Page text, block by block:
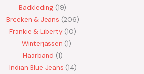
Badkleding 19
Broeken & Jeans
206
Frankie & Liberty 10
Winterjassen 1
Haarband 1
Indian Blue Jeans 14